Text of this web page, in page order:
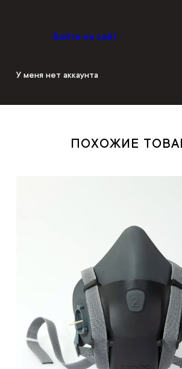
Войти на сайт
У меня нет аккаунта
ПОХОЖИЕ